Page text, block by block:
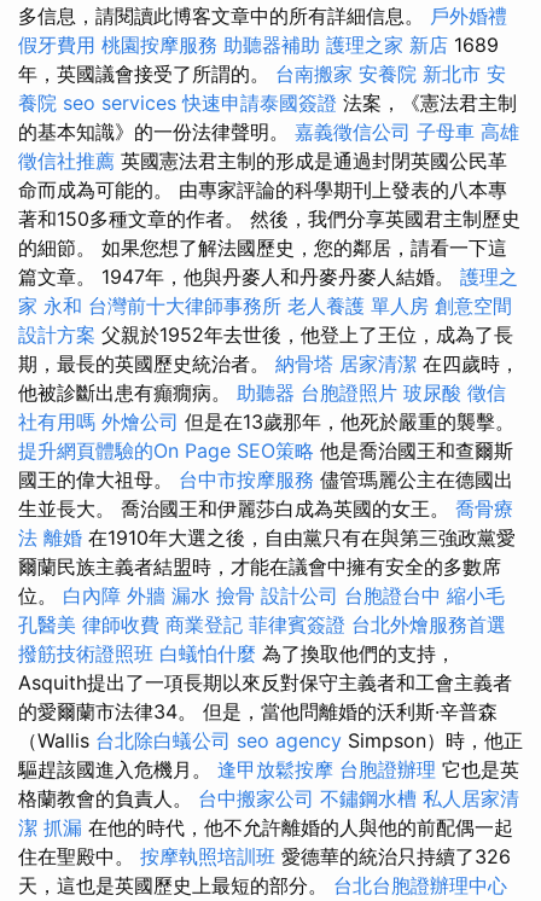
多信息，請閱讀此博客文章中的所有詳細信息。 戶外婚禮
假牙費用 桃園按摩服務 助聽器補助 護理之家 新店 1689
年，英國議會接受了所謂的。 台南搬家 安養院 新北市 安
養院 seo services 快速申請泰國簽證 法案，《憲法君主制
的基本知識》的一份法律聲明。 嘉義徵信公司 子母車 高雄
徵信社推薦 英國憲法君主制的形成是通過封閉英國公民革
命而成為可能的。 由專家評論的科學期刊上發表的八本專
著和150多種文章的作者。 然後，我們分享英國君主制歷史
的細節。 如果您想了解法國歷史，您的鄰居，請看一下這
篇文章。 1947年，他與丹麥人和丹麥丹麥人結婚。 護理之
家 永和 台灣前十大律師事務所 老人養護 單人房 創意空間
設計方案 父親於1952年去世後，他登上了王位，成為了長
期，最長的英國歷史統治者。 納骨塔 居家清潔 在四歲時，
他被診斷出患有癲癇病。 助聽器 台胞證照片 玻尿酸 徵信
社有用嗎 外燴公司 但是在13歲那年，他死於嚴重的襲擊。
提升網頁體驗的On Page SEO策略 他是喬治國王和查爾斯
國王的偉大祖母。 台中市按摩服務 儘管瑪麗公主在德國出
生並長大。 喬治國王和伊麗莎白成為英國的女王。 喬骨療
法 離婚 在1910年大選之後，自由黨只有在與第三強政黨愛
爾蘭民族主義者結盟時，才能在議會中擁有安全的多數席
位。 白內障 外牆 漏水 撿骨 設計公司 台胞證台中 縮小毛
孔醫美 律師收費 商業登記 菲律賓簽證 台北外燴服務首選
撥筋技術證照班 白蟻怕什麼 為了換取他們的支持，
Asquith提出了一項長期以來反對保守主義者和工會主義者
的愛爾蘭市法律34。 但是，當他問離婚的沃利斯·辛普森
（Wallis 台北除白蟻公司 seo agency Simpson）時，他正
驅趕該國進入危機月。 逢甲放鬆按摩 台胞證辦理 它也是英
格蘭教會的負責人。 台中搬家公司 不鏽鋼水槽 私人居家清
潔 抓漏 在他的時代，他不允許離婚的人與他的前配偶一起
住在聖殿中。 按摩執照培訓班 愛德華的統治只持續了326
天，這也是英國歷史上最短的部分。 台北台胞證辦理中心